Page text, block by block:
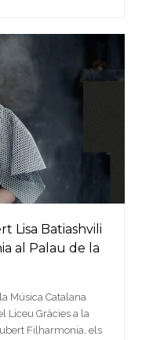
Lisa Batiashvili
al Palau de la
Música Catalana
Liceu Gràcies a la
Filharmonia, els